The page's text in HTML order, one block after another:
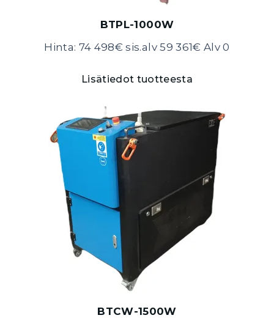
BTPL-1000W
Hinta: 74 498€ sis.alv 59 361€ Alv 0
Lisätiedot tuotteesta
BTCW-1500W